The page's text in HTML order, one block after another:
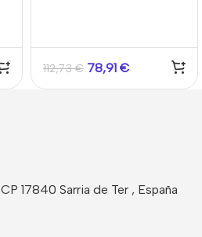
112,73€ 78,91 €
17840 Sarria de Ter , España